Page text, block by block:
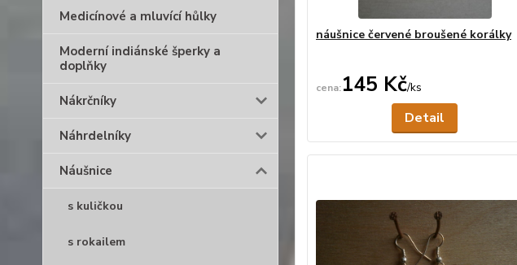
Medicínové a mluvící hůlky
Moderní indiánské šperky a
doplňky
Nákrčníky
Náhrdelníky
Náušnice
s kuličkou
s rokailem
náušnice červené broušené korálky
145 Kč/ks
Detail